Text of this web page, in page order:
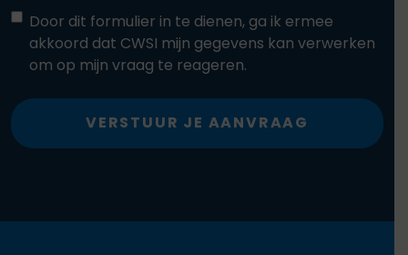
Door dit formulier in te dienen, ga ik ermee
akkoord dat CWSI mijn gegevens kan verwerken
om op mijn vraag te reageren.
VERSTUUR JE AANVRAAG